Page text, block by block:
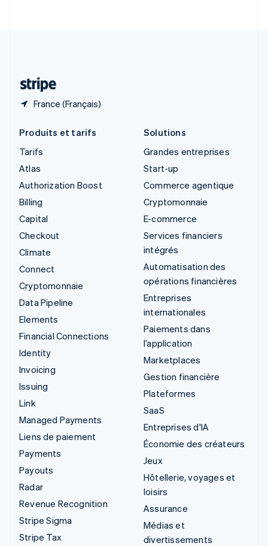
France (Français)
Produits et tarifs
Tarifs
Atlas
Authorization Boost
Billing
Capital
Checkout
Climate
Connect
Cryptomonnaie
Data Pipeline
Elements
Financial Connections
Identity
Invoicing
Issuing
Link
Managed Payments
Liens de paiement
Payments
Payouts
Radar
Revenue Recognition
Stripe Sigma
Stripe Tax
Solutions
Grandes entreprises
Start-up
Commerce agentique
Cryptomonnaie
E-commerce
Services financiers
intégrés
Automatisation des
opérations financières
Entreprises
internationales
Paiements dans
l’application
Marketplaces
Gestion financière
Plateformes
SaaS
Entreprises d'IA
Économie des créateurs
Jeux
Hôtellerie, voyages et
loisirs
Assurance
Médias et
divertissements